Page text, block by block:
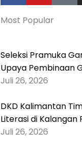
c
e
o
o
k
-
f
u
t
b
e
k
k
Most Popular
Seleksi Pramuka
Upaya Pembinaan
Juli 26, 2026
DKD Kalimantan
Literasi di Kalangan
Juli 26, 2026